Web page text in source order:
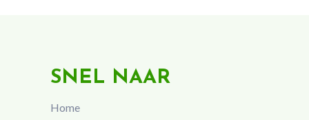
SNEL NAAR
Home